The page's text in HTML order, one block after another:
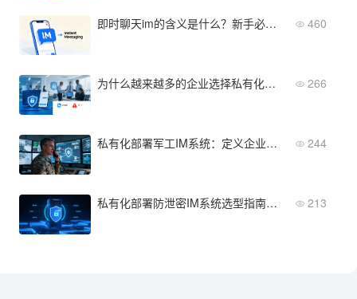
即时聊天im的含义是什么？新手必看的入门指南 460
为什么越来越多的企业选择私有化即时消息系统？关键原因深度解析 266
私有化部署军工IM系统：定义企业级安全通信的核心标准与实施框架 244
私有化部署防泄密IM系统选型指南：5个关键维度评估企业通讯安全 213